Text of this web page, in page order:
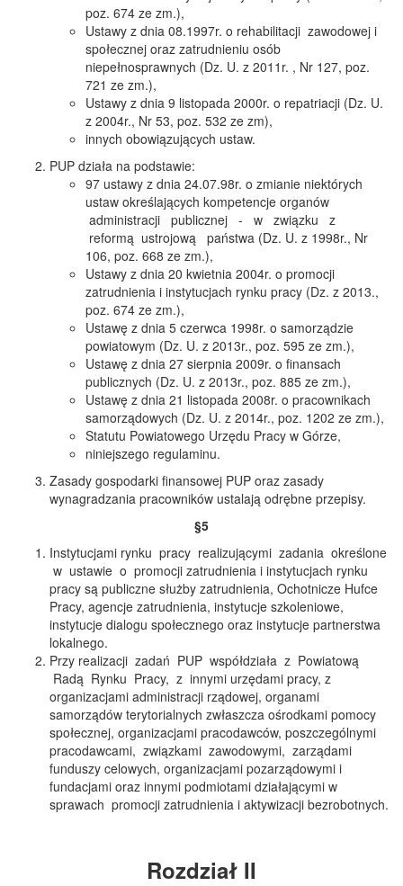
poz. 674 ze zm.),
Ustawy z dnia 08.1997r. o rehabilitacji zawodowej i
społecznej oraz zatrudnieniu osób
niepełnosprawnych (Dz. U. z 2011r. , Nr 127, poz.
721 ze zm.),
Ustawy z dnia 9 listopada 2000r. o repatriacji (Dz. U.
z 2004r., Nr 53, poz. 532 ze zm),
innych obowiązujących ustaw.
PUP działa na podstawie:
97 ustawy z dnia 24.07.98r. o zmianie niektórych
ustaw określających kompetencje organów
administracji publicznej - w związku z
reformą ustrojową państwa (Dz. U. z 1998r., Nr
106, poz. 668 ze zm.),
Ustawy z dnia 20 kwietnia 2004r. o promocji
zatrudnienia i instytucjach rynku pracy (Dz. z 2013.,
poz. 674 ze zm.),
Ustawę z dnia 5 czerwca 1998r. o samorządzie
powiatowym (Dz. U. z 2013r., poz. 595 ze zm.),
Ustawę z dnia 27 sierpnia 2009r. o finansach
publicznych (Dz. U. z 2013r., poz. 885 ze zm.),
Ustawę z dnia 21 listopada 2008r. o pracownikach
samorządowych (Dz. U. z 2014r., poz. 1202 ze zm.),
Statutu Powiatowego Urzędu Pracy w Górze,
niniejszego regulaminu.
Zasady gospodarki finansowej PUP oraz zasady
wynagradzania pracowników ustalają odrębne przepisy.
§5
Instytucjami rynku pracy realizującymi zadania określone
w ustawie o promocji zatrudnienia i instytucjach rynku
pracy są publiczne służby zatrudnienia, Ochotnicze Hufce
Pracy, agencje zatrudnienia, instytucje szkoleniowe,
instytucje dialogu społecznego oraz instytucje partnerstwa
lokalnego.
Przy realizacji zadań PUP współdziała z Powiatową
Radą Rynku Pracy, z innymi urzędami pracy, z
organizacjami administracji rządowej, organami
samorządów terytorialnych zwłaszcza ośrodkami pomocy
społecznej, organizacjami pracodawców, poszczególnymi
pracodawcami, związkami zawodowymi, zarządami
funduszy celowych, organizacjami pozarządowymi i
fundacjami oraz innymi podmiotami działającymi w
sprawach promocji zatrudnienia i aktywizacji bezrobotnych.
Rozdział II